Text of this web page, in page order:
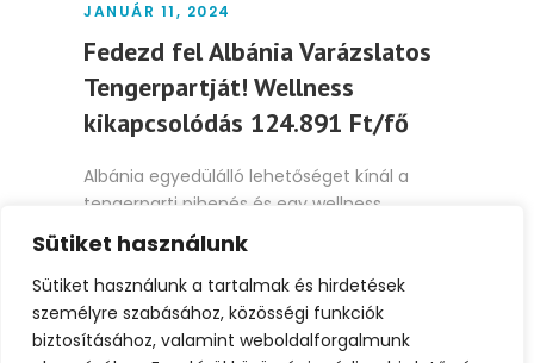
Sütiket használunk
Sütiket használunk a tartalmak és hirdetések
személyre szabásához, közösségi funkciók
biztosításához, valamint weboldalforgalmunk
JANUÁR 11, 2024
Fedezd fel Albánia Varázslatos
Tengerpartját! Wellness
kikapcsolódás 124.891 Ft/fő
Albánia egyedülálló lehetőséget kínál a
tengerparti pihenés és egy wellness
kikapcsolódása élvezetére, ahol a
kristálytiszta...
Tovább